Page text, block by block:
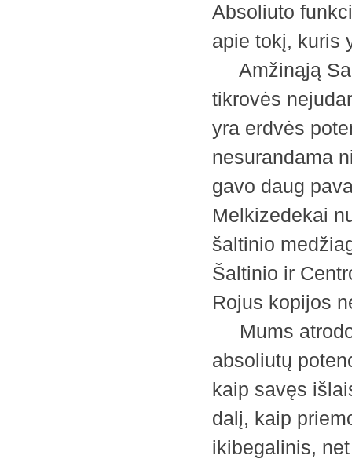
Absoliuto
apie tokį, kuris
Amžinąją
tikrovės
yra erdvės
nesurandama
gavo daug
Melkizedekai
šaltinio
Šaltinio ir
Rojus kopijos
Mums
absoliutų
kaip savęs
dalį, kaip
ikibegalinis,